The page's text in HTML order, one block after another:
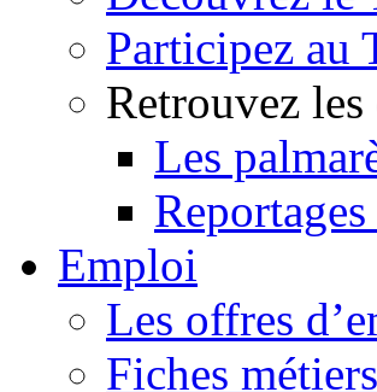
Participez au
Retrouvez
Les
Emploi
Les offres
Fiches métiers